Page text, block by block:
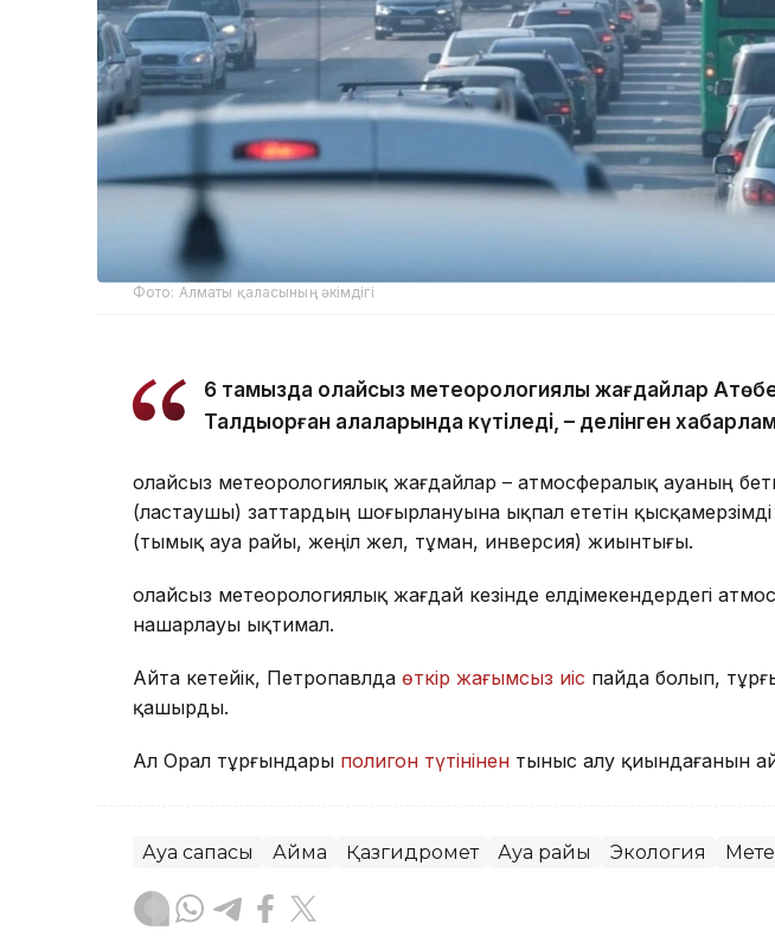
Фото: Алматы қаласының әкімдігі
6 тамызда қолайсыз метеорологиялық жағдайлар
Талдықорған қалаларында күтіледі, – делінген
Қолайсыз метеорологиялық жағдайлар – атмосфералық ауаның
(ластаушы) заттардың шоғырлануына ықпал ететін
(тымық ауа райы, жеңіл жел, тұман, инверсия) жиынтығы.
Қолайсыз метеорологиялық жағдай кезінде елдімекендердегі
нашарлауы ықтимал.
Айта кетейік, Петропавлда өткір жағымсыз иіс пайда болып,
қашырды.
Ал Орал тұрғындары полигон түтінінен тыныс алу қиындағанын
Ауа сапасы Аймақ Қазгидромет Ауа райы Экология